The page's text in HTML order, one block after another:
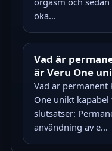
öka...
Vad är
är Veru One
Vad är permanent
One unikt
slutsatser:
användning av e...